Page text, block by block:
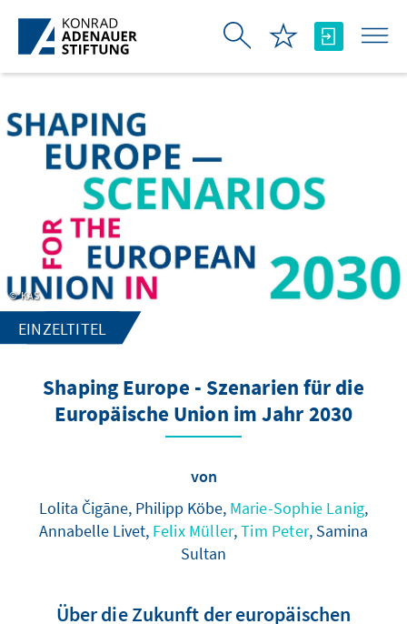
Zum Hauptinhalt springen
KAS
EINZELTITEL
Shaping Europe - Szenarien für die
Europäische Union im Jahr 2030
von
Lolita Čigāne, Philipp Köbe, Marie-Sophie Lanig,
Annabelle Livet, Felix Müller,Tim Peter, Samina
Sultan
Über die Zukunft der europäischen